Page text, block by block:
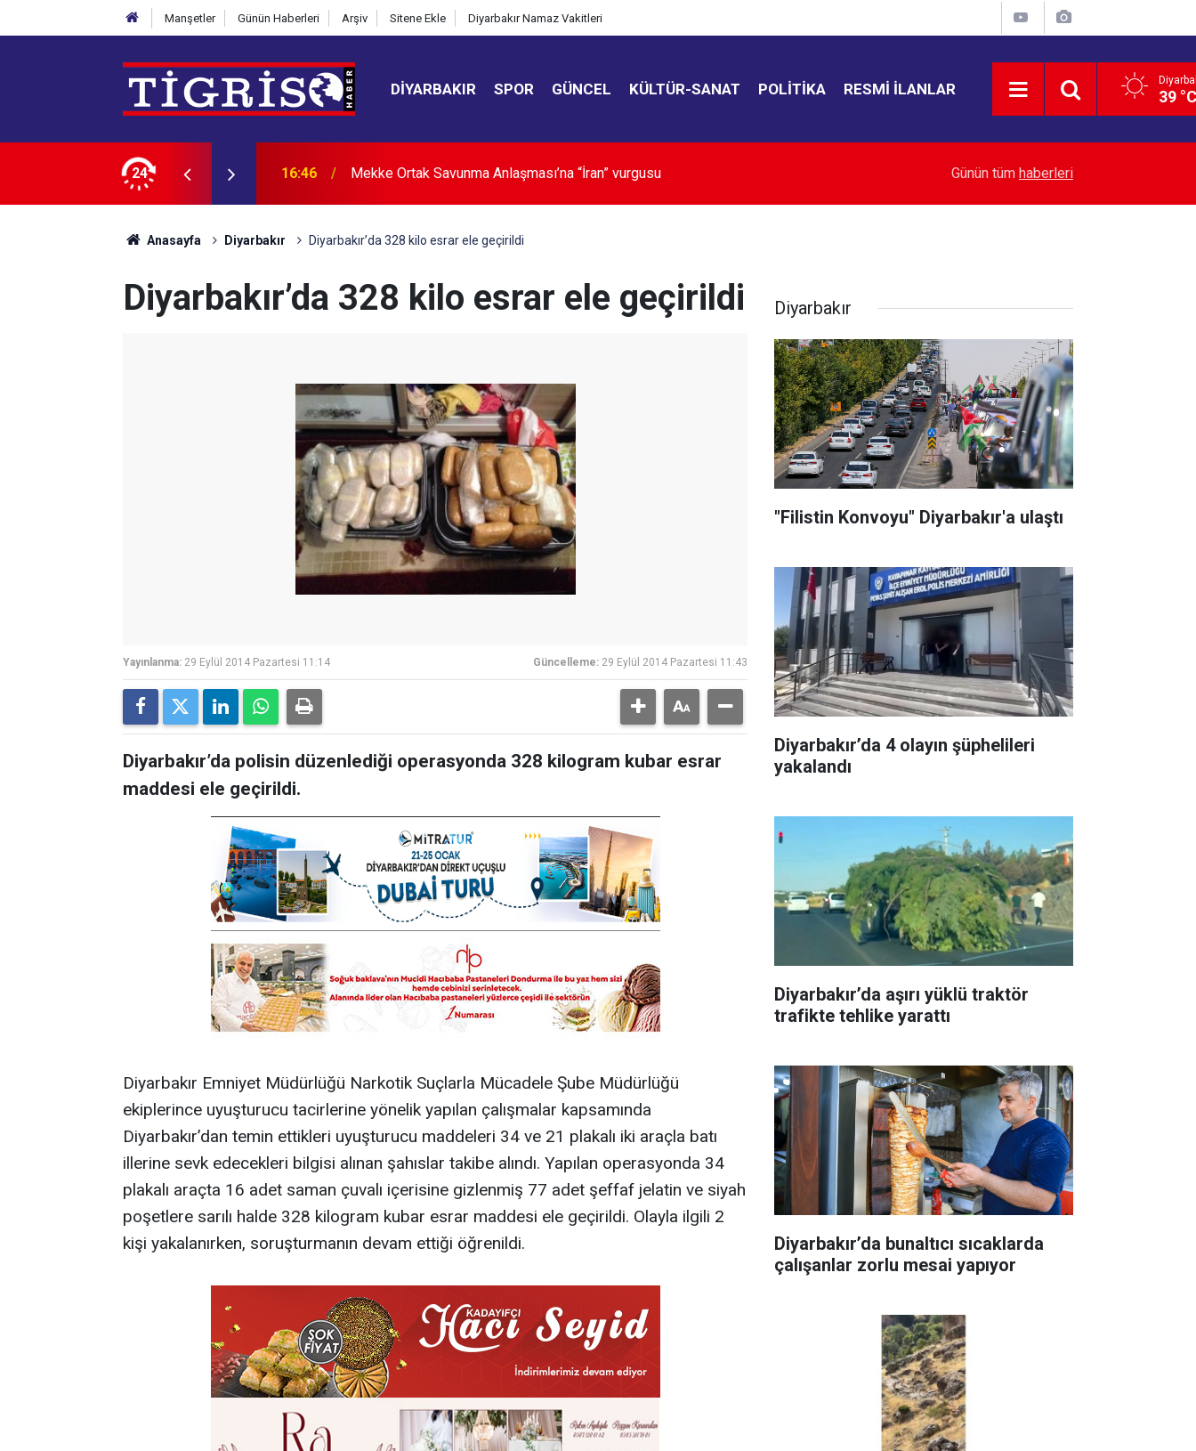
Manşetler Günün Haberleri Arşiv Sitene Ekle Diyarbakır Namaz Vakitleri
DIYARBAKIR SPOR GÜNCEL KÜLTÜR-SANAT POLITIKA RESMI İLANLAR 39
24 16:36 X'te tık ve görüntüleme gelirleri tarihe karışıyor TÜİK açıkladı: Türkiye’de turistlerin rotası değişti
Günün tüm haberleri
Anasayfa Diyarbakır Diyarbakır’da 328 kilo esrar ele geçirildi
Diyarbakır’da 328 kilo esrar ele geçirildi
Yayınlanma: 29 Eylül 2014 Pazartesi 11:14 Güncelleme: 29 Eylül 2014 Pazartesi 11:43
Diyarbakır’da polisin düzenlediği operasyonda 328 kilogram kubar esrar
maddesi ele geçirildi.
Diyarbakır Emniyet Müdürlüğü Narkotik Suçlarla Mücadele Şube Müdürlüğü
ekiplerince uyuşturucu tacirlerine yönelik yapılan çalışmalar kapsamında
Diyarbakır’dan temin ettikleri uyuşturucu maddeleri 34 ve 21 plakalı iki araçla batı
illerine sevk edecekleri bilgisi alınan şahıslar takibe alındı. Yapılan operasyonda 34
plakalı araçta 16 adet saman çuvalı içerisine gizlenmiş 77 adet şeffaf jelatin ve siyah
poşetlere sarılı halde 328 kilogram kubar esrar maddesi ele geçirildi. Olayla ilgili 2
kişi yakalanırken, soruşturmanın devam ettiği öğrenildi.
Diyarbakır
"Filistin Konvoyu" Diyarbakır'a ulaştı
Diyarbakır’da 4 olayın şüphelileri
yakalandı
Diyarbakır’da aşırı yüklü traktör
trafikte tehlike yarattı
Diyarbakır’da bunaltıcı sıcaklarda
çalışanlar zorlu mesai yapıyor